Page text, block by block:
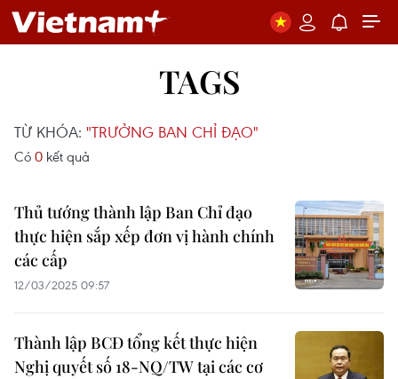
TAGS
TỪ KHÓA: "TRƯỞNG BAN CHỈ ĐẠO"
Có 0 kết quả
Thủ tướng thành lập Ban Chỉ đạo
thực hiện sắp xếp đơn vị hành chính
các cấp
12/03/2025 09:57
Thành lập BCĐ tổng kết thực hiện
Nghị quyết số 18-NQ/TW tại các cơ